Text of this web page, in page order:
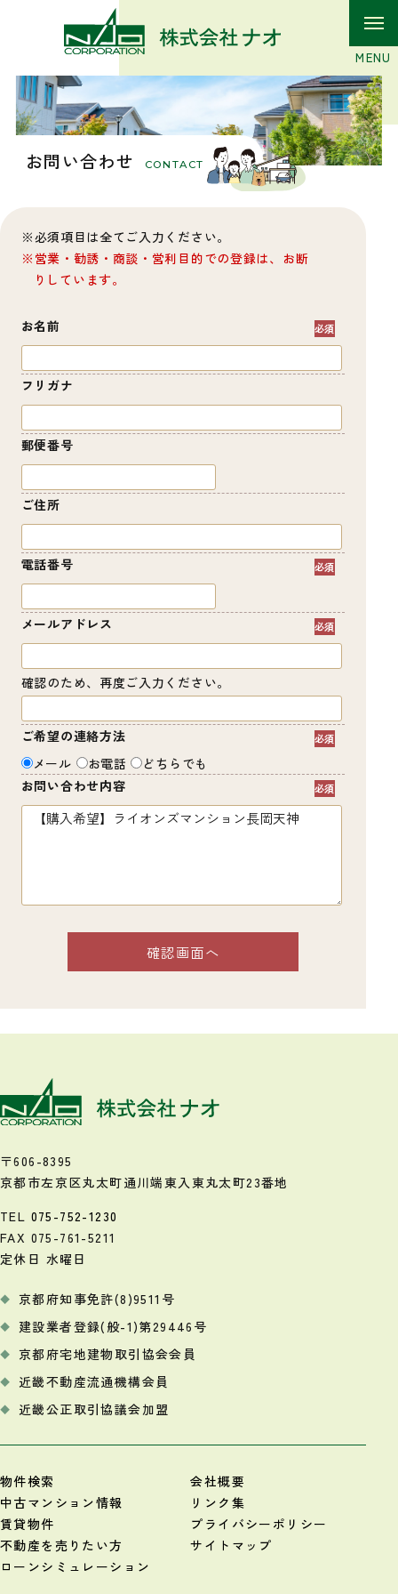
お問い合わせ CONTACT
必須項目は全てご入力ください。
営業・勧誘・商談・営利目的での登録は、お断
りしています。
お名前
フリガナ
郵便番号
ご住所
電話番号
メールアドレス
確認のため、再度ご入力ください。
ご希望の連絡方法
メール
お電話
どちらでも
お問い合わせ内容
〒606-8395
京都市左京区丸太町通川端東入 東丸太町23番地
TEL 075-752-1230
FAX 075-761-5211
定休日 水曜日
京都府知事免許(8)9511号
建設業者登録(般-1)第29446号
京都府宅地建物取引協会会員
近畿不動産流通機構会員
近畿公正取引協議会加盟
物件検索
中古マンション情報
賃貸物件
不動産を売りたい方
ローンシミュレーション
会社概要
リンク集
プライバシーポリシー
サイトマップ